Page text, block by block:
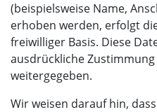
(beispielsweise Name,
erhoben werden, erfolgt
freiwilliger Basis. Diese
ausdrückliche
weitergegeben.
Wir weisen darauf hin,